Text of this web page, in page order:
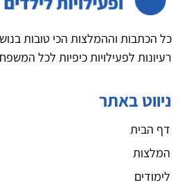
כל הכתבות וההמלצות הכי טובות
רעיונות לפעילויות כיפיות לכל
ניווט באתר
דף הבית
המלצות
לימודים